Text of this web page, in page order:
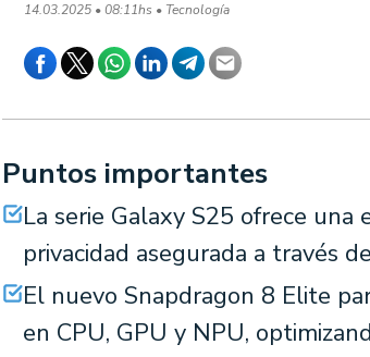
14.03.2025 • 08:11hs • Tecnología
Puntos importantes
La serie Galaxy S25 ofrece
privacidad asegurada a través
El nuevo Snapdragon 8 Elite
en CPU, GPU y NPU,